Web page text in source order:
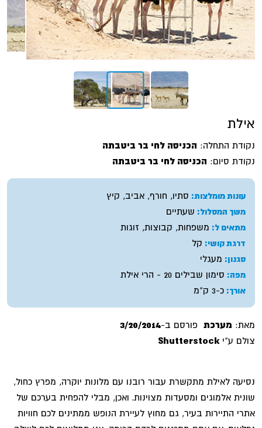
אילת
נקודת התחלה: הכניסה לחי בר ביטבתה
נקודת סיום: הכניסה לחי בר ביטבתה
עונות מומלצות: סתיו, חורף, אביב, קיץ
משך המסלול: שעתיים
מתאים ל: משפחות, קבוצות, זוגות
דרגת קושי: קל
סגנון: מעגלי
מפה: סימון שבילים 20 - הרי אילת
אורך: כ-3 ק"מ
מאת: מערכת פורסם ב-3/20/2014
צולם ע"יShutterstock
נסיעה לאילת מתקשרת עבור רובנו עם מלונות יוקרה, מפרץ כחול,
שונית אלמוגים ומסעדות מצוינות. ואכן, מבלי להפחית בערכם של
אתרי התיירות בעיר, גם מחוץ לעיירת הנופש ממתינים לכם חוויות